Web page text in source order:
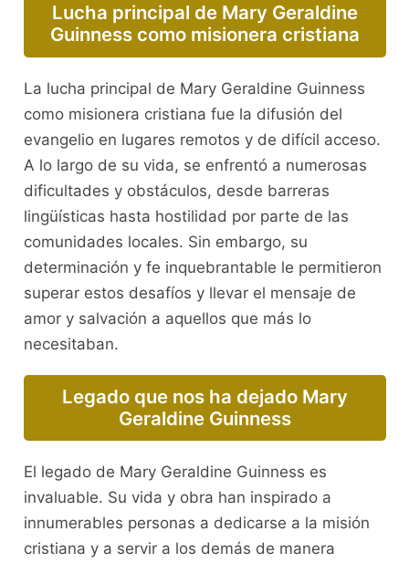
Lucha principal de Mary Geraldine
Guinness como misionera cristiana
La lucha principal de Mary Geraldine Guinness
como misionera cristiana fue la difusión del
evangelio en lugares remotos y de difícil acceso.
A lo largo de su vida, se enfrentó a numerosas
dificultades y obstáculos, desde barreras
lingüísticas hasta hostilidad por parte de las
comunidades locales. Sin embargo, su
determinación y fe inquebrantable le permitieron
superar estos desafíos y llevar el mensaje de
amor y salvación a aquellos que más lo
necesitaban.
Legado que nos ha dejado Mary
Geraldine Guinness
El legado de Mary Geraldine Guinness es
invaluable. Su vida y obra han inspirado a
innumerables personas a dedicarse a la misión
cristiana y a servir a los demás de manera